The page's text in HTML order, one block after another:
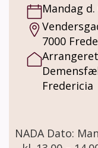
ressourcer
Metoden
sættes i
engangsnåle,
Nålene
de fjernes.
købe et
Mandag
7000
Fredericia
NADA Dato: Mandag kl. 10.00 – 11.00 Torsdag